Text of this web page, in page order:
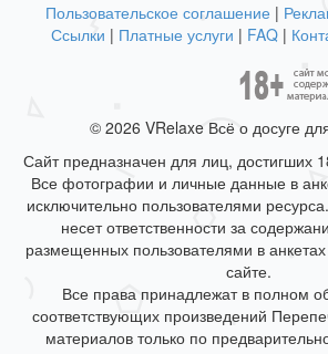
Пользовательское соглашение |
Ссылки | Платные услуги | FAQ |
© 2026 VRelaxe Всё о досуге
Сайт предназначен для лиц, достигших
Все фотографии и личные данные в
исключительно пользователями
несет ответственности за
размещенных пользователями в
сайте.
Все права принадлежат в полном
соответствующих произведений
материалов только по